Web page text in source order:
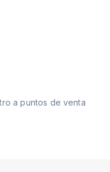
a puntos de venta